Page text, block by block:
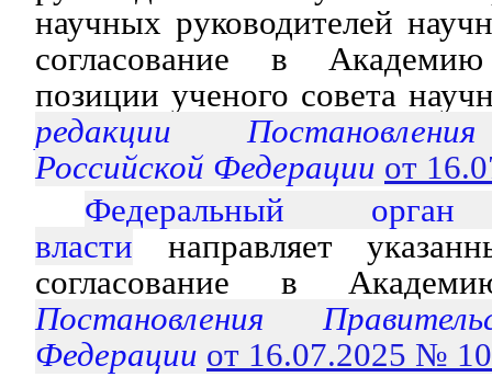
научных руководителей
согласование в
позиции ученого совета
редакции
Российской Федерации от
Федеральный орган
власти направляет
согласование в
Постановления
Федерации от 16.07.2025 №